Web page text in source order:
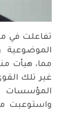
تفاعلت في
الموضوعية
مما، هيأت
غير تلك
المؤسسات
واستوعبت